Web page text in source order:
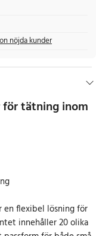
nöjda kunder
tätning inom
en flexibel lösning för
innehåller 20 olika